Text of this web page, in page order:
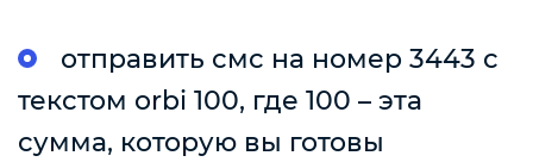
отправить смс на номер 3443 с
текстом orbi 100, где 100 – эта
сумма, которую вы готовы